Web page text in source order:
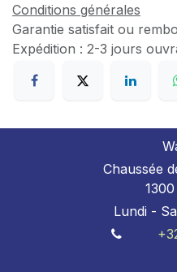
Conditions générales
Garantie satisfait ou
Expédition : 2-3 jours
Chaussée
Lundi -